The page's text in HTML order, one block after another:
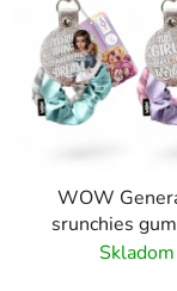
WOW
srunchies
kľúčenkou
Skladom